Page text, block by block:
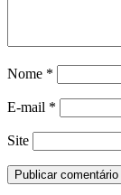
Nome *
E-mail *
Site